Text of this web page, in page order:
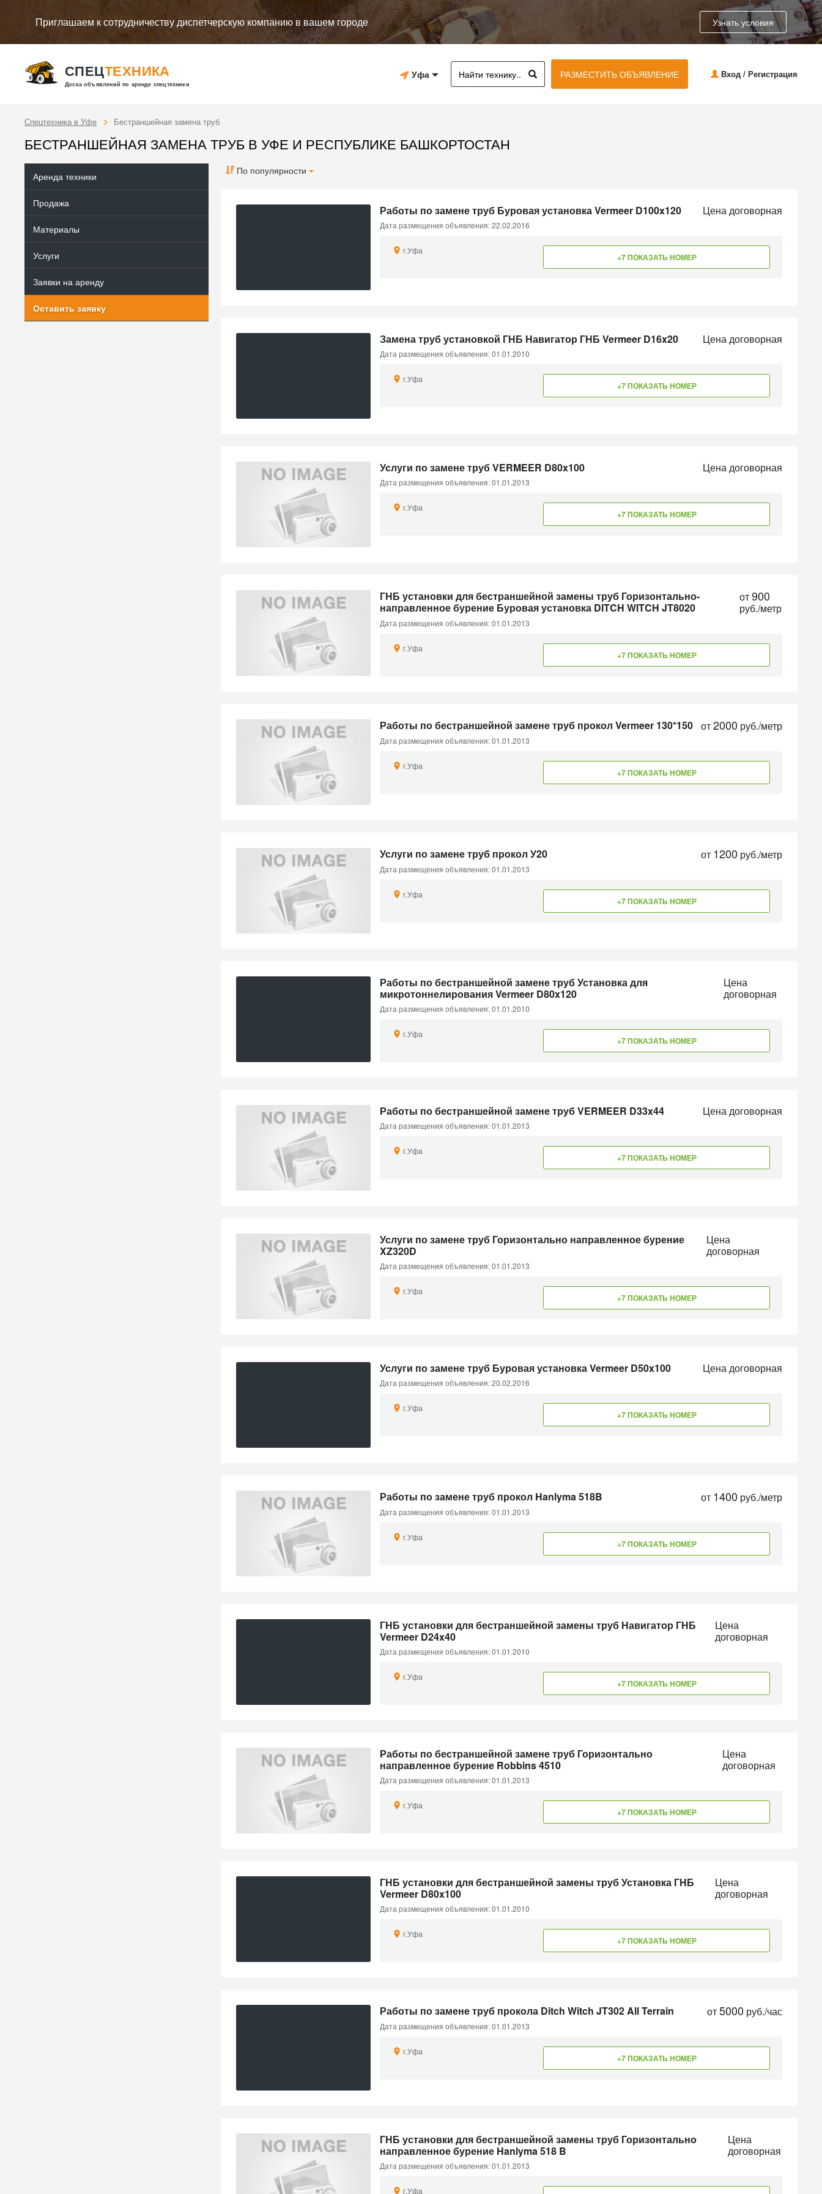
Приглашаем к сотрудничеству диспетчерскую компанию в вашем городе Узнать условия
СПЕЦТЕХНИКА
Доска объявлений по аренде спецтехники
Уфа РАЗМЕСТИТЬ ОБЪЯВЛЕНИЕ Вход / Регистрация
Спецтехника в Уфе Бестраншейная замена труб
БЕСТРАНШЕЙНАЯ ЗАМЕНА ТРУБ В УФЕ И РЕСПУБЛИКЕ БАШКОРТОСТАН
Аренда техники
Продажа
Материалы
Услуги
Заявки на аренду
Оставить заявку
По популярности
Работы по замене труб Буровая установка Vermeer D100x120 Цена договорная
Дата размещения объявления: 22.02.2016
г.Уфа
+7 ПОКАЗАТЬ НОМЕР
Замена труб установкой ГНБ Навигатор ГНБ Vermeer D16x20 Цена договорная
Дата размещения объявления: 01.01.2010
г.Уфа
+7 ПОКАЗАТЬ НОМЕР
Услуги по замене труб VERMEER D80x100 Цена договорная
Дата размещения объявления: 01.01.2013
г.Уфа
+7 ПОКАЗАТЬ НОМЕР
ГНБ установки для бестраншейной замены труб Горизонтально-
направленное бурение Буровая установка DITCH WITCH JT8020
от900
руб./метр
Дата размещения объявления: 01.01.2013
г.Уфа
+7 ПОКАЗАТЬ НОМЕР
Работы по бестраншейной замене труб прокол Vermeer 130*150 от2000 руб./метр
Дата размещения объявления: 01.01.2013
г.Уфа
+7 ПОКАЗАТЬ НОМЕР
Услуги по замене труб прокол У20 от 1200 руб./метр
Дата размещения объявления: 01.01.2013
г.Уфа
+7 ПОКАЗАТЬ НОМЕР
Работы по бестраншейной замене труб Установка для
микротоннелирования Vermeer D80x120
Цена
договорная
Дата размещения объявления: 01.01.2010
г.Уфа
+7 ПОКАЗАТЬ НОМЕР
Работы по бестраншейной замене труб VERMEER D33x44 Цена договорная
Дата размещения объявления: 01.01.2013
г.Уфа
+7 ПОКАЗАТЬ НОМЕР
Услуги по замене труб Горизонтально направленное бурение
XZ320D
Цена
договорная
Дата размещения объявления: 01.01.2013
г.Уфа
+7 ПОКАЗАТЬ НОМЕР
Услуги по замене труб Буровая установка Vermeer D50x100 Цена договорная
Дата размещения объявления: 20.02.2016
г.Уфа
+7 ПОКАЗАТЬ НОМЕР
Работы по замене труб прокол Hanlyma 518B от 1400 руб./метр
Дата размещения объявления: 01.01.2013
г.Уфа
+7 ПОКАЗАТЬ НОМЕР
ГНБ установки для бестраншейной замены труб Навигатор ГНБ
Vermeer D24x40
Цена
договорная
Дата размещения объявления: 01.01.2010
г.Уфа
+7 ПОКАЗАТЬ НОМЕР
Работы по бестраншейной замене труб Горизонтально
направленное бурение Robbins 4510
Цена
договорная
Дата размещения объявления: 01.01.2013
г.Уфа
+7 ПОКАЗАТЬ НОМЕР
ГНБ установки для бестраншейной замены труб Установка ГНБ
Vermeer D80x100
Цена
договорная
Дата размещения объявления: 01.01.2010
г.Уфа
+7 ПОКАЗАТЬ НОМЕР
Работы по замене труб прокола Ditch Witch JT302 All Terrain от5000 руб./час
Дата размещения объявления: 01.01.2013
г.Уфа
+7 ПОКАЗАТЬ НОМЕР
ГНБ установки для бестраншейной замены труб Горизонтально
направленное бурение Hanlyma 518 B
Цена
договорная
Дата размещения объявления: 01.01.2013
г.Уфа